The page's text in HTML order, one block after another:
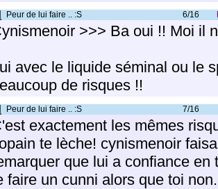
Peur de lui faire .. :S 6/16
>>> Ba oui !! Moi il
avec le liquide séminal ou le
de risques !!
Peur de lui faire .. :S 7/16
exactement les mêmes
te lèche! cynismenoir
que lui a confiance en
faire un cunni alors que toi